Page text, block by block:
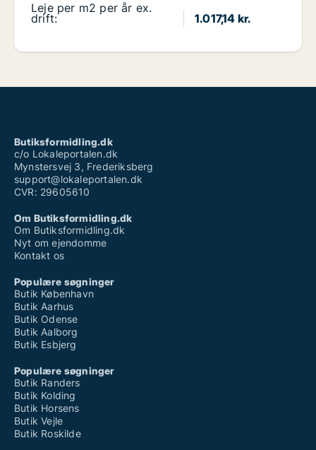
Leje per m2 per år ex.
drift: 1.017,14 kr.
Butiksformidling.dk
c/o Lokaleportalen.dk
Mynstersvej 3, Frederiksberg
support@lokaleportalen.dk
CVR: 29605610
Om Butiksformidling.dk
Om Butiksformidling.dk
Nyt om ejendomme
Kontakt os
Populære søgninger
Butik København
Butik Aarhus
Butik Odense
Butik Aalborg
Butik Esbjerg
Populære søgninger
Butik Randers
Butik Kolding
Butik Horsens
Butik Vejle
Butik Roskilde